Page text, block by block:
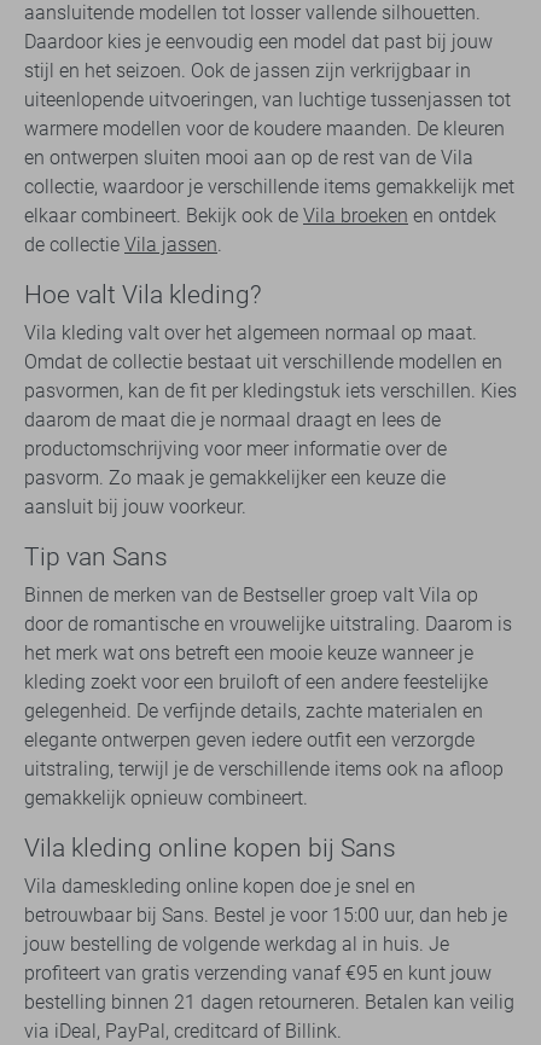
aansluitende modellen tot losser vallende silhouetten.
Daardoor kies je eenvoudig een model dat past bij jouw
stijl en het seizoen. Ook de jassen zijn verkrijgbaar in
uiteenlopende uitvoeringen, van luchtige tussenjassen tot
warmere modellen voor de koudere maanden. De kleuren
en ontwerpen sluiten mooi aan op de rest van de Vila
collectie, waardoor je verschillende items gemakkelijk met
elkaar combineert. Bekijk ook de Vila broeken en ontdek
de collectie Vila jassen.
Hoe valt Vila kleding?
Vila kleding valt over het algemeen normaal op maat.
Omdat de collectie bestaat uit verschillende modellen en
pasvormen, kan de fit per kledingstuk iets verschillen. Kies
daarom de maat die je normaal draagt en lees de
productomschrijving voor meer informatie over de
pasvorm. Zo maak je gemakkelijker een keuze die
aansluit bij jouw voorkeur.
Tip van Sans
Binnen de merken van de Bestseller groep valt Vila op
door de romantische en vrouwelijke uitstraling. Daarom is
het merk wat ons betreft een mooie keuze wanneer je
kleding zoekt voor een bruiloft of een andere feestelijke
gelegenheid. De verfijnde details, zachte materialen en
elegante ontwerpen geven iedere outfit een verzorgde
uitstraling, terwijl je de verschillende items ook na afloop
gemakkelijk opnieuw combineert.
Vila kleding online kopen bij Sans
Vila dameskleding online kopen doe je snel en
betrouwbaar bij Sans. Bestel je voor 15:00 uur, dan heb je
jouw bestelling de volgende werkdag al in huis. Je
profiteert van gratis verzending vanaf €95 en kunt jouw
bestelling binnen 21 dagen retourneren. Betalen kan veilig
via iDeal, PayPal, creditcard of Billink.